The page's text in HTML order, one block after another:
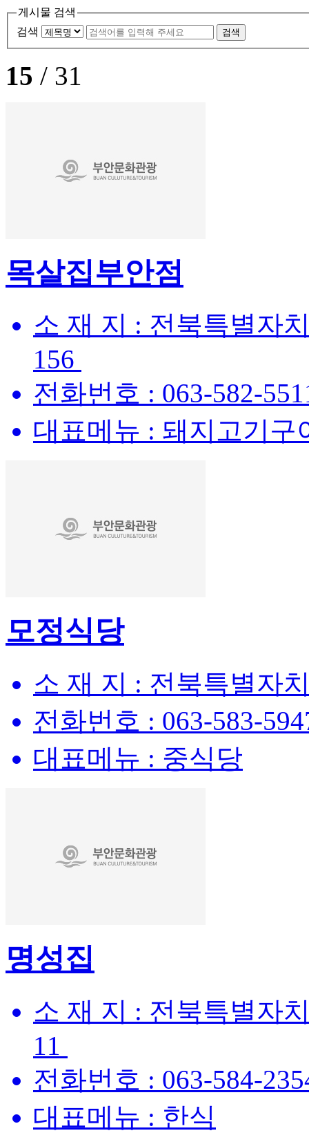
게시물 검색
검색
15 / 31
목살집부안점
소 재 지 : 전북특별자
156
전화번호 : 063-582-
대표메뉴 : 돼지고기구
모정식당
소 재 지 : 전북특별자
전화번호 : 063-583-
대표메뉴 : 중식당
명성집
소 재 지 : 전북특별자
11
전화번호 : 063-584-
대표메뉴 : 한식